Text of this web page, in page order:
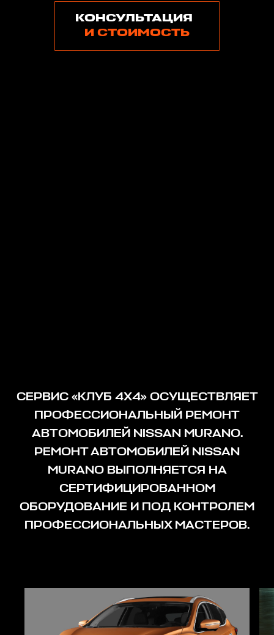
КОНСУЛЬТАЦИЯ
И СТОИМОСТЬ
СЕРВИС «КЛУБ 4Х4» ОСУЩЕСТВЛЯЕТ
ПРОФЕССИОНАЛЬНЫЙ РЕМОНТ
АВТОМОБИЛЕЙ NISSAN MURANO.
РЕМОНТ АВТОМОБИЛЕЙ NISSAN
MURANO ВЫПОЛНЯЕТСЯ НА
СЕРТИФИЦИРОВАННОМ
ОБОРУДОВАНИЕ И ПОД КОНТРОЛЕМ
ПРОФЕССИОНАЛЬНЫХ МАСТЕРОВ.